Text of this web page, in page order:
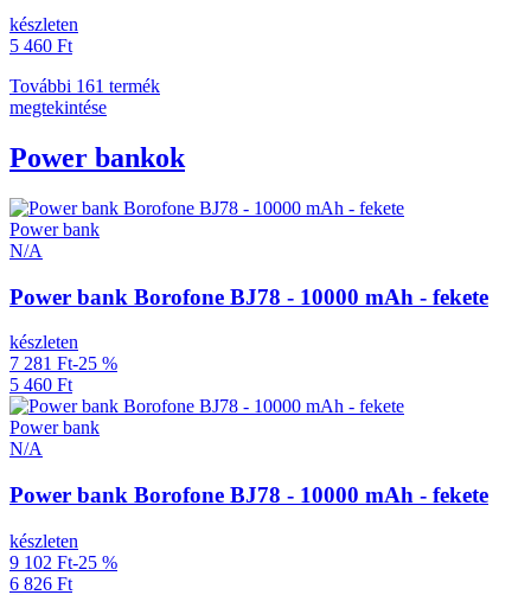
készleten
5 460 Ft
További 161 termék
megtekintése
Power bankok
Power bank
N/A
Power bank Borofone BJ78 - 10000 mAh - fekete
készleten
7 281 Ft-25 %
5 460 Ft
Power bank
N/A
Power bank Borofone BJ78 - 10000 mAh - fekete
készleten
9 102 Ft-25 %
6 826 Ft